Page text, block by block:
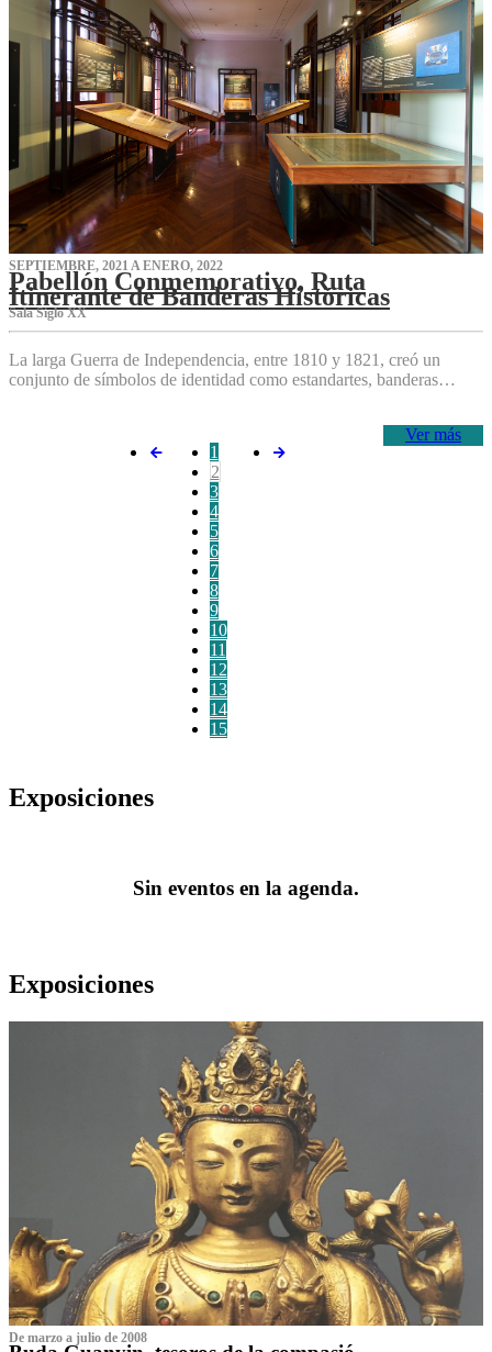
SEPTIEMBRE, 2021 A ENERO, 2022
Pabellón Conmemorativo, Ruta
Itinerante de Banderas Históricas
Sala Siglo XX
La larga Guerra de Independencia, entre 1810 y 1821, creó un
conjunto de símbolos de identidad como estandartes, banderas…
Ver más
1
2
3
4
5
6
7
8
9
10
11
12
13
14
15
Exposiciones
Sin eventos en la agenda.
Exposiciones
De marzo a julio de 2008